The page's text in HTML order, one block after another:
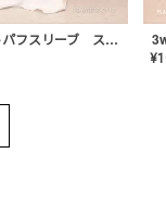
2way ソフトパフスリーブ スレンダードレス〈PD-WDOR-2112〉
¥